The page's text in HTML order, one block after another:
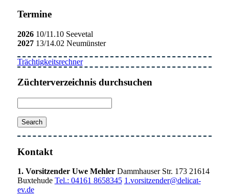
Termine
202610/11.10 Seevetal
202713/14.02 Neumünster
Trächtigkeitsrechner
Züchterverzeichnis durchsuchen
Kontakt
1. Vorsitzender Uwe MehlerDammhauser Str. 173 21614
Buxtehude Tel.: 04161 8658345 1.vorsitzender@delicat-
ev.de